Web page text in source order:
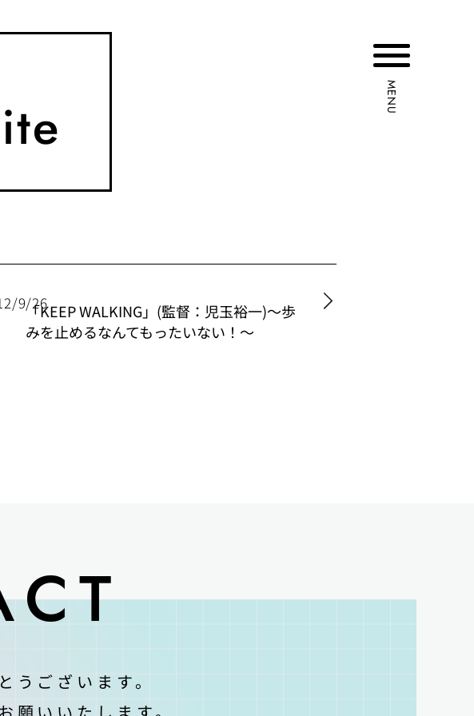
MENU
9/26
「KEEP WALKING」(監督：児玉裕一)〜歩
みを止めるなんてもったいない！〜
うございます。